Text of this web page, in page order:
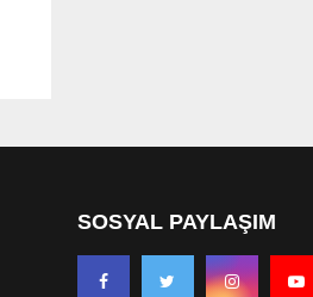
SOSYAL PAYLAŞIM